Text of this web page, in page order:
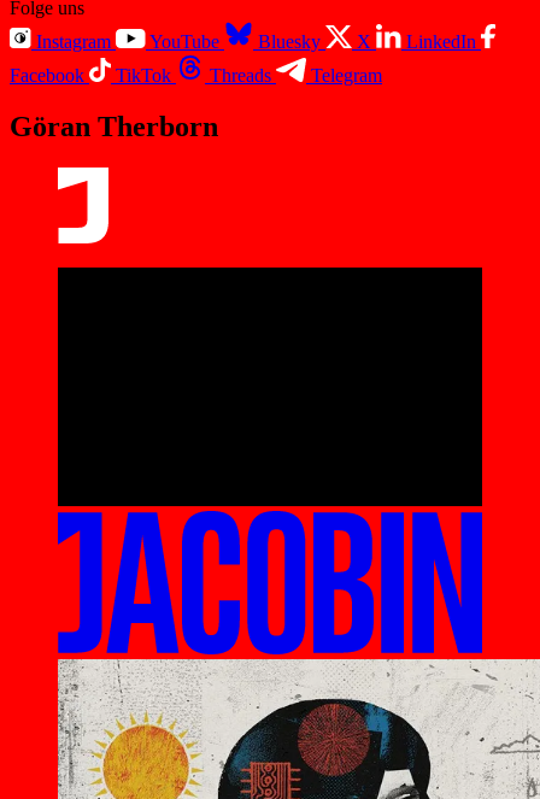
Folge uns
Instagram
YouTube Bluesky X
LinkedIn
Facebook
TikTok Threads Telegram
Göran Therborn